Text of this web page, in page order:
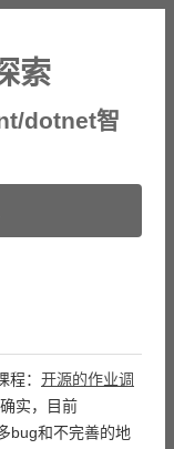
索
dotnet智
： 开源的作业调
实，目前
bug和不完善的地